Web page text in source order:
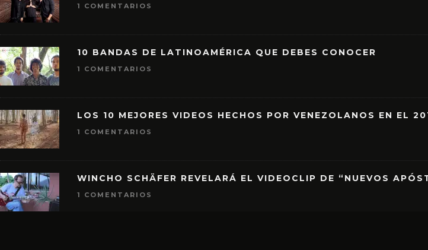
1 COMENTARIOS
10 BANDAS DE LATINOAMÉRICA QUE DEBES CONOCER
1 COMENTARIOS
LOS 10 MEJORES VIDEOS HECHOS POR VENEZOLANOS EN EL
1 COMENTARIOS
WINCHO SCHÄFER REVELARÁ EL VIDEOCLIP DE “NUEVOS
1 COMENTARIOS